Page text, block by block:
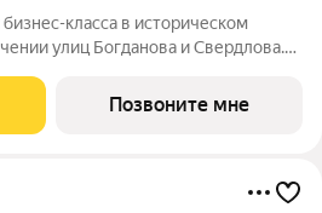
класса в историческом
улиц Богданова и Свердлова.
Позвоните мне